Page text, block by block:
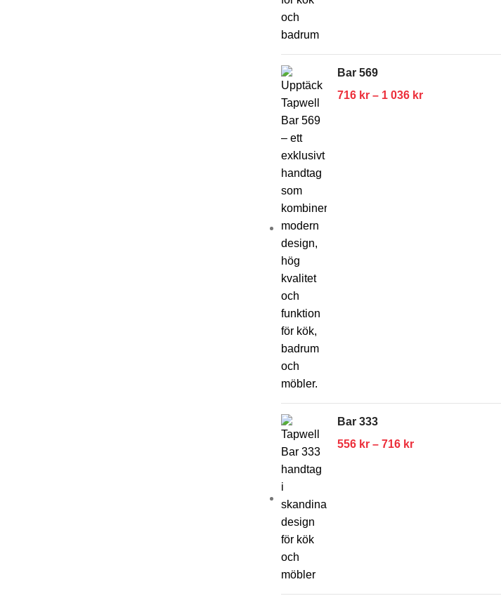
Bar 569
716 kr – 1 036 kr
Bar 333
556 kr – 716 kr